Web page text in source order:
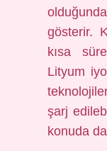
gösterir.
kısa
Lityum
şarj
konuda